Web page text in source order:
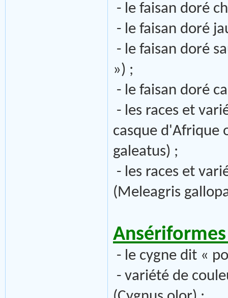
- le faisan doré
- le faisan doré
- le faisan doré
») ;
- le faisan doré
- les races et
casque
galeatus) ;
- les races et
(Meleagris
- le cygne dit «
- variété de